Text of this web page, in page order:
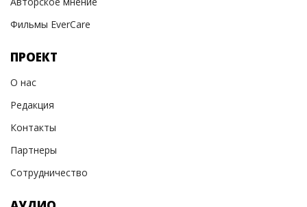
Фильмы EverCare
ПРОЕКТ
О нас
Редакция
Контакты
Партнеры
Сотрудничество